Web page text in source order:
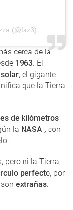
(@faz3)
cerca de la
1963. El
, el gigante
que la Tierra
de kilómetros
la NASA , con
pero ni la Tierra
perfecto, por
extrañas.